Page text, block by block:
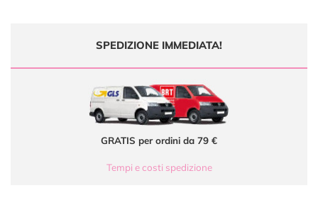
SPEDIZIONE IMMEDIATA!
GRATIS per ordini da 79 €
Tempi e costi spedizione